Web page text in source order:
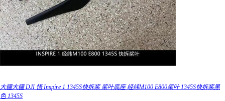
大疆大疆 DJI 悟 Inspire 1 1345S快拆桨 桨叶底座 经纬M100 E800桨叶 1345S快拆桨黑
色 1345S